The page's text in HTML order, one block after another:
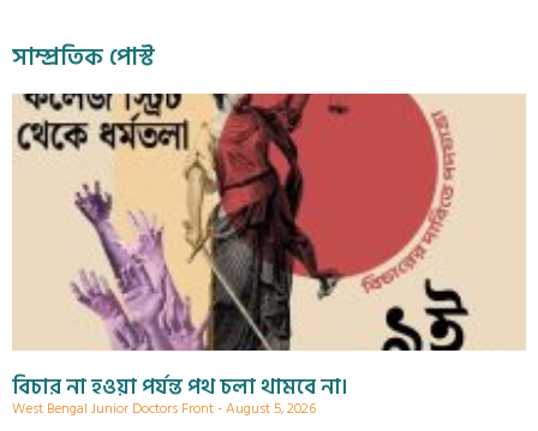
সাম্প্রতিক পোস্ট
বিচার না হওয়া পর্যন্ত পথ চলা থামবে না।
West Bengal Junior Doctors Front August 5, 2026